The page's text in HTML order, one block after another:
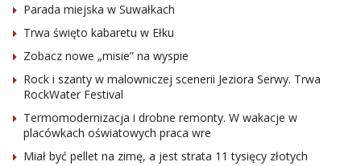
Parada miejska w Suwałkach
Trwa święto kabaretu w Ełku
Zobacz nowe „misie” na wyspie
Rock i szanty w malowniczej scenerii Jeziora Serwy. Trwa
RockWater Festival
Termomodernizacja i drobne remonty. W wakacje w
placówkach oświatowych praca wre
Miał być pellet na zimę, a jest strata 11 tysięcy złotych